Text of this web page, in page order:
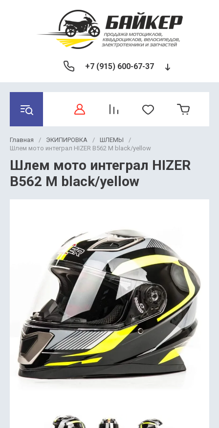
+7 (915) 600-67-37
Главная / ЭКИПИРОВКА / ШЛЕМЫ
/
Шлем мото интеграл HIZER B562 M black/yellow
Шлем мото интеграл HIZER
B562 M black/yellow